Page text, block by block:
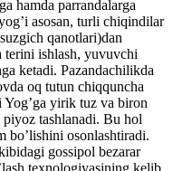
hamda parrandalarga
asosan, turli chiqindilar
qanotlari)dan
terini ishlash, yuvuvchi
ketadi. Pazandachilikda
oq tutun chiqquncha
Yog’ga yirik tuz va biron
tashlanadi. Bu hol
bo’lishini osonlashtiradi.
gossipol bezarar
texnologiyasining kelib